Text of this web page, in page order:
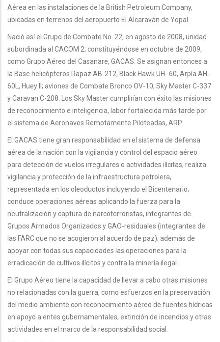
Aérea en las instalaciones de la British Petroleum Company,
ubicadas en terrenos del aeropuerto El Alcaraván de Yopal.
Nació así el Grupo de Combate No. 22, en agosto de 2008, unidad
subordinada al CACOM 2; constituyéndose en octubre de 2009,
como Grupo Aéreo del Casanare, GACAS. Se asignan entonces a
la Base helicópteros Rapaz AB-212, Black Hawk UH- 60, Arpía AH-
60L, Huey II; aviones de Combate Bronco OV-10, Sky Master C-337
y Caravan C-208. Los Sky Master cumplirían con éxito las misiones
de reconocimiento e inteligencia, labor fortalecida más tarde por
el sistema de Aeronaves Remotamente Piloteadas, ARP.
El GACAS tiene gran responsabilidad en el sistema de defensa
aérea de la nación con la vigilancia y control del espacio aéreo
para detección de vuelos irregulares o actividades ilícitas; realiza
vigilancia y protección de la infraestructura petrolera,
representada en los oleoductos incluyendo el Bicentenario;
conduce operaciones aéreas aplicando la fuerza para la
neutralización y captura de narcoterroristas, integrantes de
Grupos Armados Organizados y GAO-residuales (integrantes de
las FARC que no se acogieron al acuerdo de paz); además de
apoyar con todas sus capacidades las operaciones para la
erradicación de cultivos ilícitos y contra la minería ilegal.
El Grupo Aéreo tiene la capacidad de llevar a cabo otras misiones
no relacionadas con la guerra, como esfuerzos en la preservación
del medio ambiente con reconocimiento aéreo de fuentes hídricas
en apoyo a entes gubernamentales, extinción de incendios y otras
actividades en el marco de la responsabilidad social.